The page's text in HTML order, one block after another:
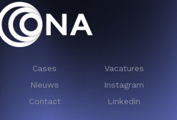
Cases
Nieuws
Contact
Vacatures
Instagram
Linkedin